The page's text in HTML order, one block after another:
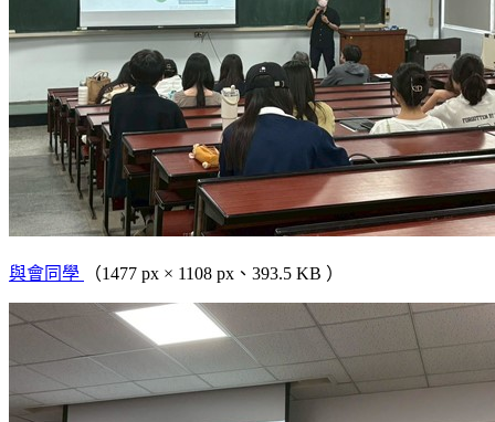
與會同學 （1477 px × 1108 px、393.5 KB ）